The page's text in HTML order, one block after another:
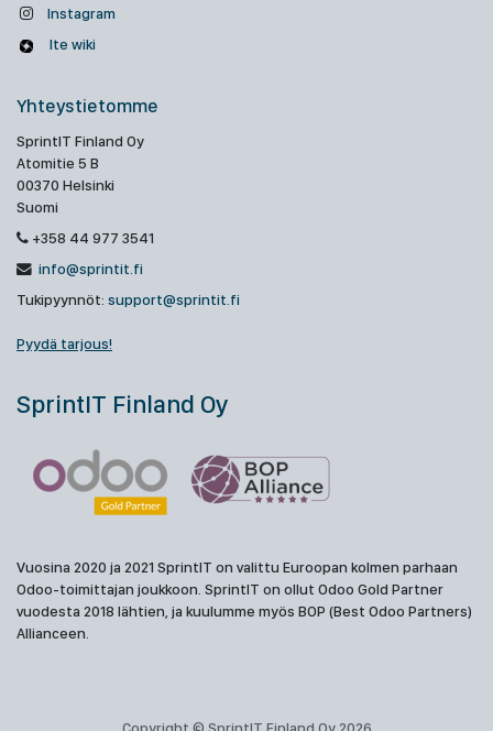
Instagram
Ite wiki
Yhteystietomme
SprintIT Finland Oy
Atomitie 5 B
00370 Helsinki
Suomi
+358 44 977 3541
info@sprintit.fi
Tukipyynnöt: support@sprintit.fi
Pyydä tarjous!
SprintIT Finland Oy
Vuosina 2020 ja 2021 SprintIT on valittu Euroopan kolmen parhaan
Odoo-toimittajan joukkoon. SprintIT on ollut Odoo Gold Partner
vuodesta 2018 lähtien, ja kuulumme myös BOP (Best Odoo Partners)
Allianceen.
Copyright © SprintIT Finland Oy 2026